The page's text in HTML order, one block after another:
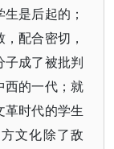
是后起的；
配合密切，
子成了被批判
西的一代；就
时代的学生
文化除了敌